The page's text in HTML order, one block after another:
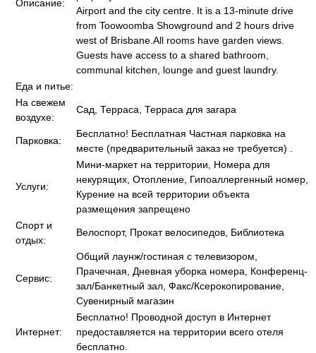
Описание:
Airport and the city centre. It is a 13-minute drive
from Toowoomba Showground and 2 hours drive
west of Brisbane.All rooms have garden views.
Guests have access to a shared bathroom,
communal kitchen, lounge and guest laundry.
Еда и питье:
На свежем
воздухе:
Сад, Терраса, Терраса для загара
Парковка:
Бесплатно! Бесплатная Частная парковка на
месте (предварительный заказ не требуется) .
Услуги:
Мини-маркет на территории, Номера для
некурящих, Отопление, Гипоаллергенный номер,
Курение на всей территории объекта
размещения запрещено
Спорт и
отдых:
Велоспорт, Прокат велосипедов, Библиотека
Сервис:
Общий лаунж/гостиная с телевизором,
Прачечная, Дневная уборка номера, Конференц-
зал/Банкетный зал, Факс/Ксерокопирование,
Сувенирный магазин
Интернет:
Бесплатно! Проводной доступ в Интернет
предоставляется на территории всего отеля
бесплатно.